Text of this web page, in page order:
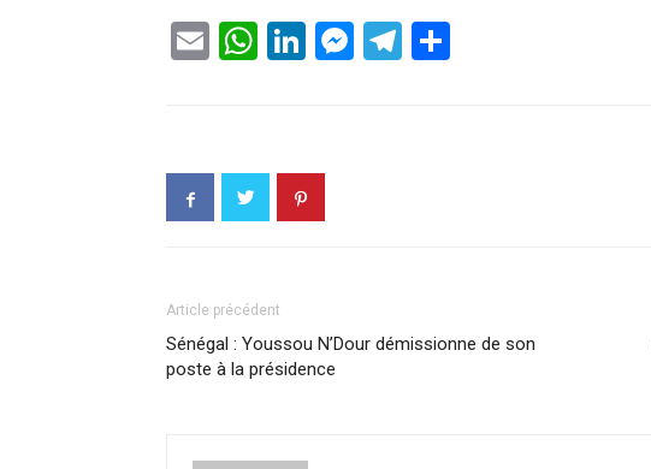
EmailWhatsApp
LinkedIn
Messenger
Telegram
Article précédent
Sénégal : Youssou N’Dour démissionne de son
poste à la présidence